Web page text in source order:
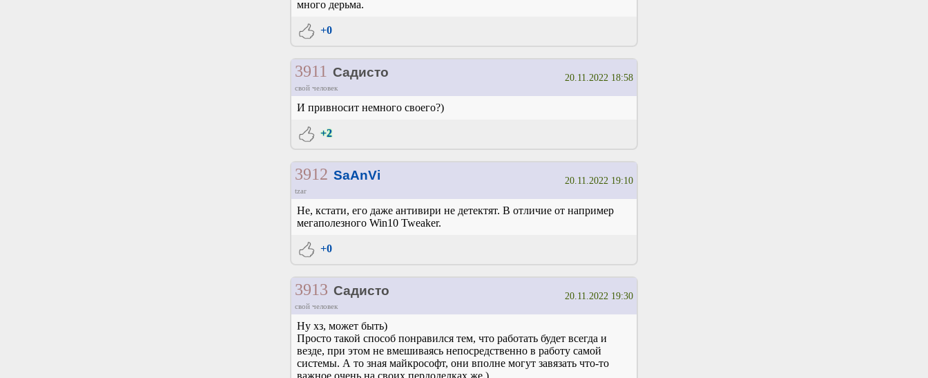
много дерьма.
+0
3911 Садисто
свой человек
20.11.2022 18:58
И привносит немного своего?)
+2
3912 SaAnVi
tzar
20.11.2022 19:10
Не, кстати, его даже антивири не детектят. В отличие от например
мегаполезного Win10 Tweaker.
+0
3913 Садисто
свой человек
20.11.2022 19:30
Ну хз, может быть)
Просто такой способ понравился тем, что работать будет всегда и
везде, при этом не вмешиваясь непосредственно в работу самой
системы. А то зная майкрософт, они вполне могут завязать что-то
важное очень на своих пердоделках же.)